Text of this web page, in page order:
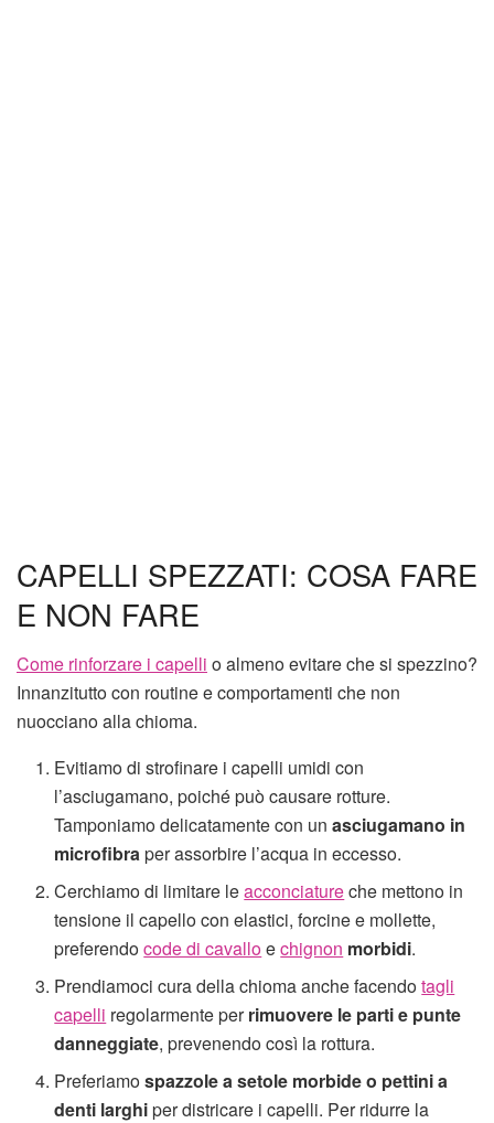
CAPELLI SPEZZATI: COSA FARE
E NON FARE
Come rinforzare i capelli o almeno evitare che si spezzino?
Innanzitutto con routine e comportamenti che non
nuocciano alla chioma.
Evitiamo di strofinare i capelli umidi con
l’asciugamano, poiché può causare rotture.
Tamponiamo delicatamente con unasciugamano in
microfibraper assorbire l’acqua in eccesso.
Cerchiamo di limitare leacconciatureche mettono in
tensione il capello con elastici, forcine e mollette,
preferendocode di cavalloechignon morbidi.
Prendiamoci cura della chioma anche facendotagli
capelli regolarmente perrimuovere le parti e punte
danneggiate, prevenendo così la rottura.
Preferiamospazzole a setole morbide o pettini a
denti larghiper districare i capelli. Per ridurre la